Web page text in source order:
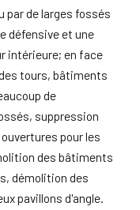
par de larges fossés
défensive et une
intérieure; en face
tours, bâtiments
de
suppression
pour les
des bâtiments
démolition des
pavillons d'angle.